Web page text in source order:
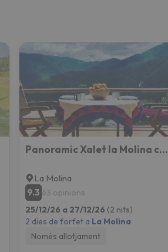
Panoramic Xalet la Molina con Vistas Excelentes
La Molina
9.3 63 opinions
25/12/26 a 27/12/26 (2 nits)
2 dies de forfet a La Molina
Només allotjament